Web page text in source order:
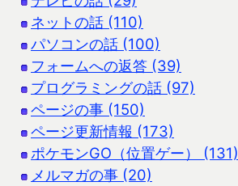
ネットの話 (110)
パソコンの話 (100)
フォームへの返答 (39)
プログラミングの話 (97)
ページの事 (150)
ページ更新情報 (173)
ポケモンGO（位置ゲー） (131)
メルマガの事 (20)